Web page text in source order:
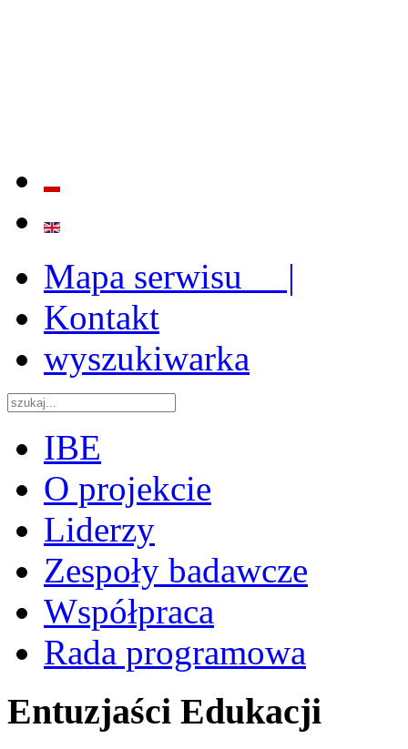
Mapa serwisu |
Kontakt
wyszukiwarka
IBE
O projekcie
Liderzy
Zespoły badawcze
Współpraca
Rada programowa
Entuzjaści Edukacji